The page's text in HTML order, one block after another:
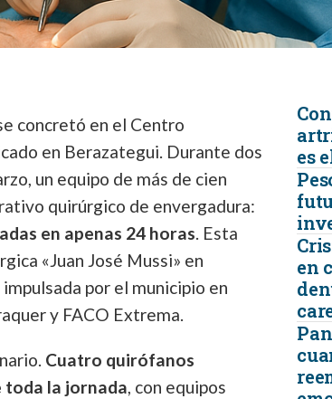
concretó en el Centro
en Berazategui. Durante dos
un equipo de más de cien
quirúrgico de envergadura:
en apenas 24 horas. Esta
«Juan José Mussi» en
por el municipio en
y FACO Extrema.
Cuatro quirófanos
la jornada, con equipos
es
en